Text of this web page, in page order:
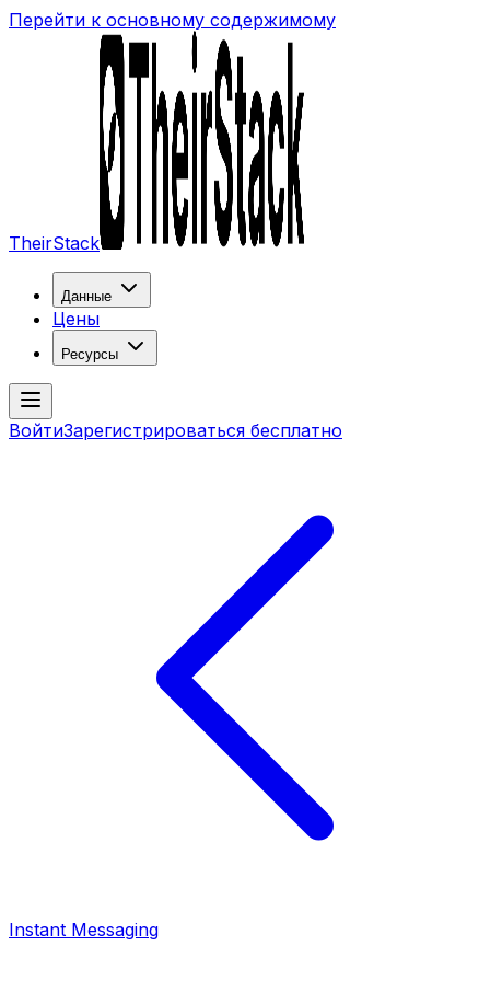
Перейти к основному содержимому
TheirStack
Данные
Цены
Ресурсы
ВойтиЗарегистрироваться бесплатно
Instant Messaging